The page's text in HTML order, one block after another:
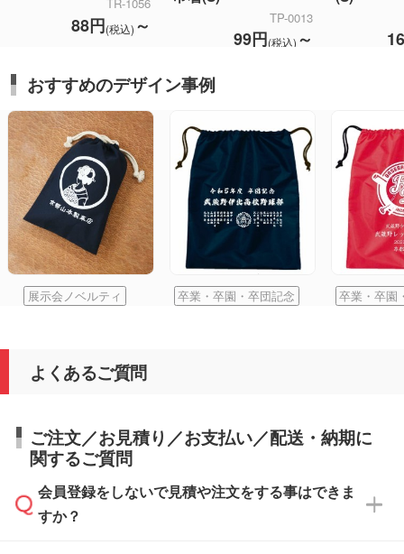
88円(税込) ～ TP-0013
99円(税込) ～
おすすめのデザイン事例
展示会ノベルティ 卒業・卒園・卒団記念 卒業・卒園
よくあるご質問
ご注文／お見積り／お支払い／配送・納期に
関するご質問
会員登録をしないで見積や注文をする事はできま
すか？